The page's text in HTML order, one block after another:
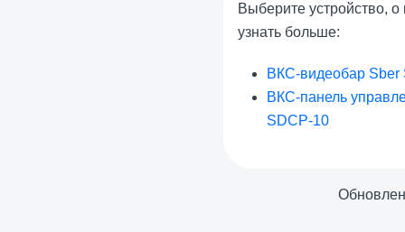
Выберите устройство, о
узнать больше:
ВКС-видеобар Sber
ВКС-панель
SDCP-10